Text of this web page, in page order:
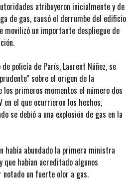
atribuyeron inicialmente y de
de gas, causó el derrumbe del edificio
movilizó un importante despliegue de
policía de París, Laurent Núñez, se
sobre el origen de la
los primeros momentos el número dos
el que ocurrieron los hechos,
se debió a una explosión de gas en la
había abundado la primera ministra
que habían acreditado algunos
un fuerte olor a gas.